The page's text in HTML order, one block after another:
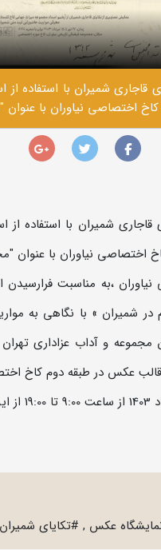
قاجاری شمیران با استفاده
اختصاصی نیاوران با
شمیران با استفاده
اختصاصی نیاوران با عنوان
،به مناسبت فرارسیدن
در شمیران » با نگاهی به
و آداب عزاداری
عکس در طبقه دوم کاخ
عکس , #تکایای شمیران